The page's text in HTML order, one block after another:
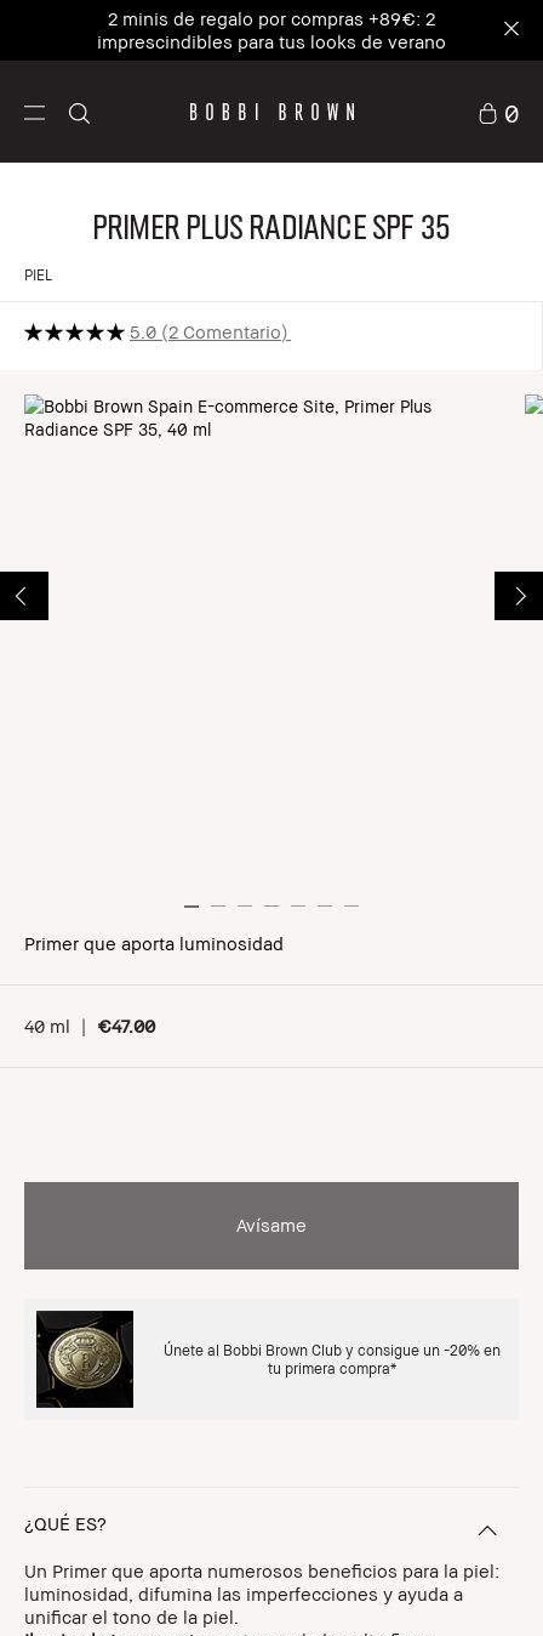
2 minis de regalo por compras +89€: 2
imprescindibles para tus looks de verano
0
Primer Plus Radiance SPF 35
PIEL
5.0 2 Comentario
Primer que aporta luminosidad
40 ml | €47.00
Avísame
Únete al Bobbi Brown Club y consigue un -20% en
tu primera compra*
¿QUÉ ES?
Un Primer que aporta numerosos beneficios para la piel:
luminosidad, difumina las imperfecciones y ayuda a
unificar el tono de la piel.